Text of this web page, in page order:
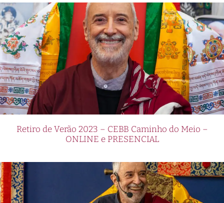
Retiro de Verão 2023 – CEBB Caminho do Meio –
ONLINE e PRESENCIAL